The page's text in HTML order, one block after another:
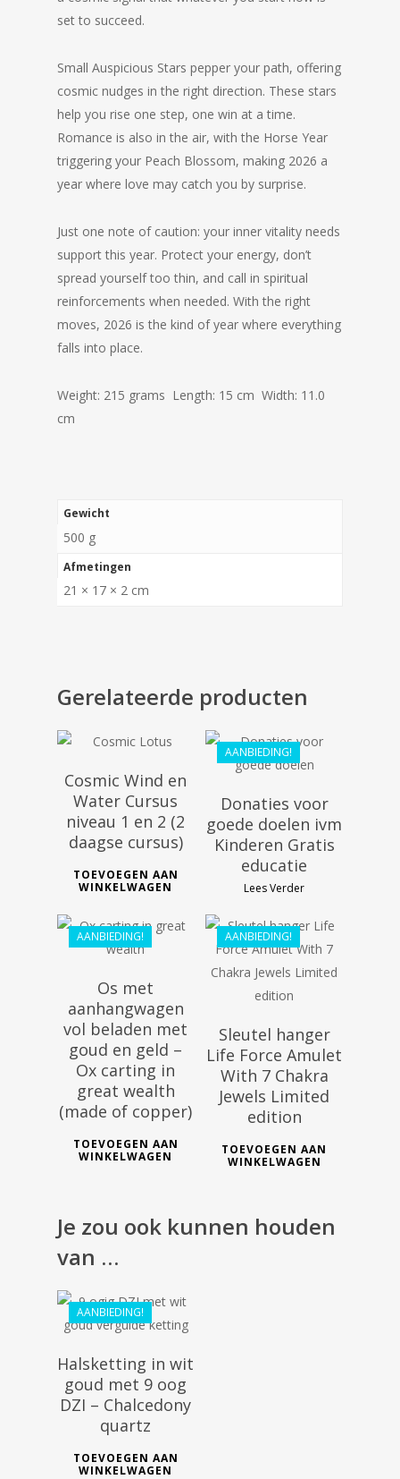
set to succeed.
Small Auspicious Stars pepper your path, offering
cosmic nudges in the right direction. These stars
help you rise one step, one win at a time.
Romance is also in the air, with the Horse Year
triggering your Peach Blossom, making 2026 a
year where love may catch you by surprise.
Just one note of caution: your inner vitality needs
support this year. Protect your energy, don’t
spread yourself too thin, and call in spiritual
reinforcements when needed. With the right
moves, 2026 is the kind of year where everything
falls into place.
Weight: 215 grams Length: 15 cm Width: 11.0
cm
Gewicht
500 g
Afmetingen
21 × 17 × 2 cm
Gerelateerde producten
Cosmic Wind en
Water Cursus
niveau 1 en 2 (2
daagse cursus)
TOEVOEGEN AAN
WINKELWAGEN
AANBIEDING!
Donaties voor
goede doelen ivm
Kinderen Gratis
educatie
Lees Verder
AANBIEDING!
€168.00
€133.20
Os met
aanhangwagen
vol beladen met
goud en geld –
Ox carting in
great wealth
(made of copper)
TOEVOEGEN AAN
WINKELWAGEN
AANBIEDING!
€44.99
Sleutel hanger
Life Force Amulet
With 7 Chakra
Jewels Limited
edition
TOEVOEGEN AAN
WINKELWAGEN
Je zou ook kunnen houden
van …
AANBIEDING!
€116.99
Halsketting in wit
goud met 9 oog
DZI – Chalcedony
quartz
TOEVOEGEN AAN
WINKELWAGEN